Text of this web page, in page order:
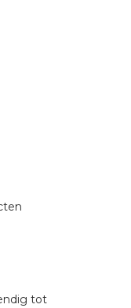
tot